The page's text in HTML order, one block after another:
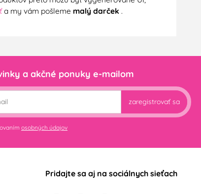
a my vám pošleme malý darček .
a akčné ponuky e-mailom
zaregistrovať sa
osobných údajov
Pridajte sa aj na sociálnych sieťach